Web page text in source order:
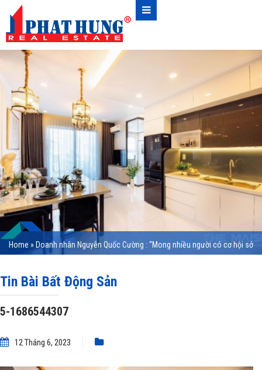
Home » Doanh nhân Nguyễn Quốc Cường : “Mong nhiều người có cơ hội sở
Tin Bài Bất Động Sản
5-1686544307
12 Tháng 6, 2023